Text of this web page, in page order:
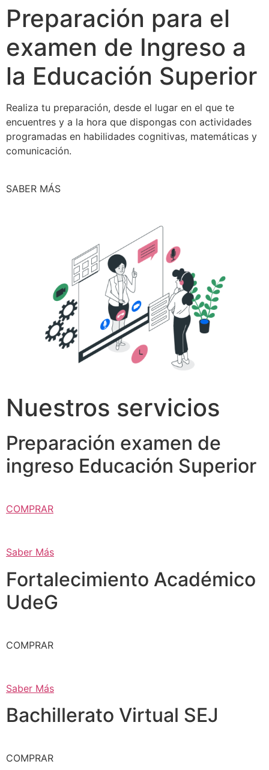
Preparación para el
examen de Ingreso a
la Educación Superior
Realiza tu preparación, desde el lugar en el que te
encuentres y a la hora que dispongas con actividades
programadas en habilidades cognitivas, matemáticas y
comunicación.
SABER MÁS
Nuestros servicios
Preparación examen de
ingreso Educación Superior
COMPRAR
Saber Más
Fortalecimiento Académico
UdeG
COMPRAR
Saber Más
Bachillerato Virtual SEJ
COMPRAR